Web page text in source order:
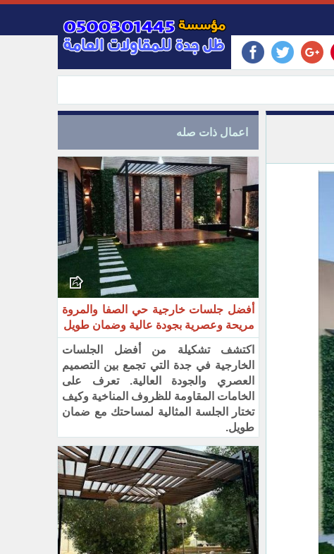
اعمال ذات صله
أفضل جلسات خارجية حي الصفا والمروة
مريحة وعصرية بجودة عالية وضمان طويل
اكتشف تشكيلة من أفضل الجلسات
الخارجية في جدة التي تجمع بين التصميم
العصري والجودة العالية. تعرف على
الخامات المقاومة للظروف المناخية وكيف
تختار الجلسة المثالية لمساحتك مع ضمان
طويل.